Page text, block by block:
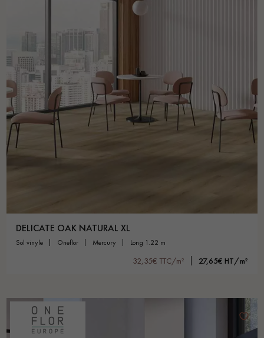
DELICATE OAK NATURAL XL
sol vinyle oneflor mercury long 1.22 m
32,35€ TTC/m² 27,65€ HT/m²